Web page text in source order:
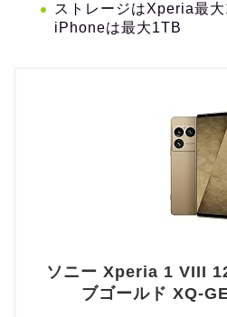
ストレージはXperia最
iPhoneは最大1TB
ソニー Xperia 1 VIII
ブゴールド XQ-